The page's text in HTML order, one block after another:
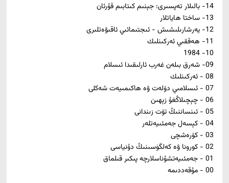
14- بالىلار تەپسىرى: جېنىم كىتابىم قۇرئان
13- ﺳﺎﺧﺘﺎ ﮪﺎﻳﺎﺗﻼﺭ
12- ﻳﻪﺭﺷﺎﺭﯨﻠﯩﺸﯩﺶ - ﺋﯩﺠﺘﯩﻤﺎﺋﯩﻲ ﺋﺎﻗﯩﯟﻩﺗﻠﯩﺮﻯ
11- ﮪﻪﻗﻘﯩﻲ ﺋﻪﺭﻛﯩﻨﻠﯩﻚ
10- 1984
09- شەرق بىلەن غەرب ئارلىقىدا ئىسلام
08 - ﺋﻪﺭﻛﯩﻨﻠﯩﻚ
07 - ئىسلامىي دۆلەت ۋە ھاكىمىيەت شەكلى
06 - چېچىلاڭغۇ زېھىن
05 - ئىنساننىڭ تۆت زىندانى
04 - كېسەل جەمئىيەتلەر
03 - كۆرەشچى
02 - كورونا ۋە كەلگۈسىنىڭ دۇنياسى
01 - جەمئىيەتشۇناسلارچە پىكىر قىلماق
00 - مۇقەددىمە